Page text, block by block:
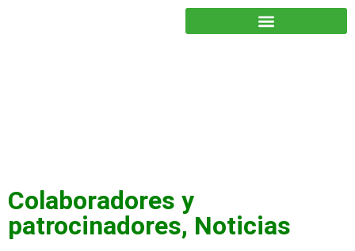
Colaboradores y
patrocinadores, Noticias